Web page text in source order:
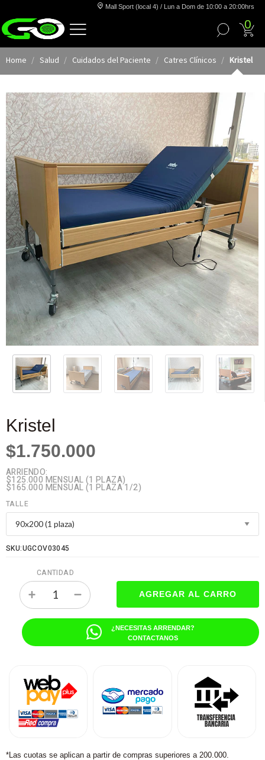
Mall Sport (local 4) / Lun a Dom de 10:00 a 20:00hrs
0
Home Salud Cuidados del Paciente Catres Clínicos Kristel
Kristel
$1.750.000
ARRIENDO:
$125.000 MENSUAL (1 PLAZA)
$165.000 MENSUAL (1 PLAZA 1/2)
TALLE
SKU:UGCOV03045
CANTIDAD
¿NECESITAS ARRENDAR?
CONTACTANOS
*Las cuotas se aplican a partir de compras superiores a 200.000.